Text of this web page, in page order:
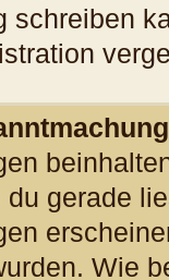
schreiben
du gerade
Wie